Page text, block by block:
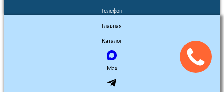
Телефон
Главная
Каталог
Max